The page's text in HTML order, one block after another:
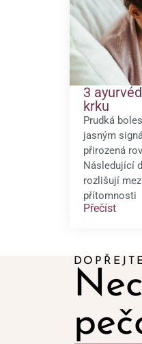
3
krku
Prudká
jasným
přirozená
Následující
rozlišují
přítomnosti
Přečíst